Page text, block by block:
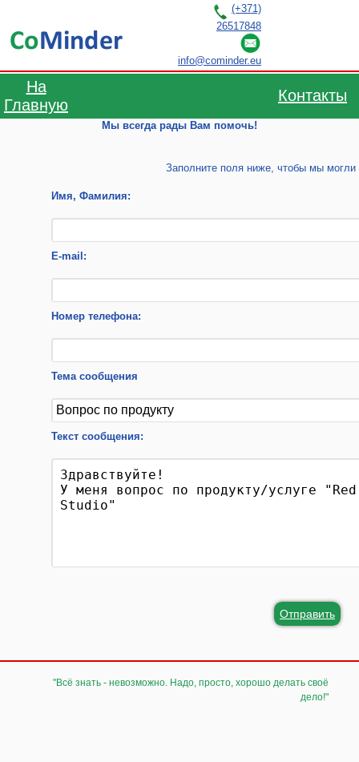
(+371)
26517848
info@cominder.eu
На
Главную
Контакты
Мы всегда рады Вам помочь!
Заполните поля ниже, чтобы мы могли
Имя, Фамилия:
E-mail:
Номер телефона:
Тема сообщения
Текст сообщения:
Отправить
"Всё знать - невозможно. Надо, просто, хорошо делать своё
дело!"